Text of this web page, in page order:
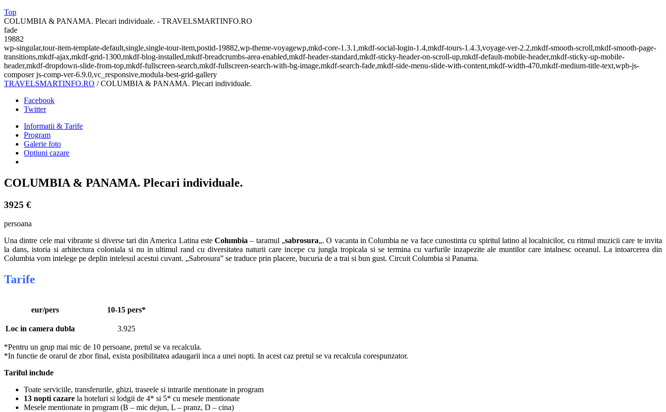
Top
COLUMBIA & PANAMA. Plecari individuale. - TRAVELSMARTINFO.RO
fade
19882
wp-singular,tour-item-template-default,single,single-tour-item,postid-19882,wp-theme-voyagewp,mkd-core-1.3.1,mkdf-social-login-1.4,mkdf-tours-1.4.3,voyage-ver-2.2,mkdf-smooth-scroll,mkdf-smooth-page-
transitions,mkdf-ajax,mkdf-grid-1300,mkdf-blog-installed,mkdf-breadcrumbs-area-enabled,mkdf-header-standard,mkdf-sticky-header-on-scroll-up,mkdf-default-mobile-header,mkdf-sticky-up-mobile-
header,mkdf-dropdown-slide-from-top,mkdf-fullscreen-search,mkdf-fullscreen-search-with-bg-image,mkdf-search-fade,mkdf-side-menu-slide-with-content,mkdf-width-470,mkdf-medium-title-text,wpb-js-
composer js-comp-ver-6.9.0,vc_responsive,modula-best-grid-gallery
TRAVELSMARTINFO.RO /COLUMBIA & PANAMA. Plecari individuale.
Facebook
Twitter
Informatii & Tarife
Program
Galerie foto
Optiuni cazare
COLUMBIA & PANAMA. Plecari individuale.
3925 €
persoana
Una dintre cele mai vibrante si diverse tari din America Latina esteColumbia – taramul „sabrosura„. O vacanta in Columbia ne va face cunostinta cu spiritul latino al localnicilor, cu ritmul muzicii care te invita
la dans, istoria si arhitectura coloniala si nu in ultimul rand cu diversitatea naturii care incepe cu jungla tropicala si se termina cu varfurile inzapezite ale muntilor care intalnesc oceanul. La intoarcerea din
Columbia vom intelege pe deplin intelesul acestui cuvant. „Sabrosura” se traduce prin placere, bucuria de a trai si bun gust. Circuit Columbia si Panama.
Tarife
eur/pers 10-15 pers*
Loc in camera dubla 3.925
*Pentru un grup mai mic de 10 persoane, pretul se va recalcula.
*In functie de orarul de zbor final, exista posibilitatea adaugarii inca a unei nopti. In acest caz pretul se va recalcula corespunzator.
Tariful include
Toate serviciile, transferurile, ghizi, traseele si intrarile mentionate in program
13 nopti cazare la hoteluri si lodgii de 4* si 5* cu mesele mentionate
Mesele mentionate in program (B – mic dejun, L – pranz, D – cina)